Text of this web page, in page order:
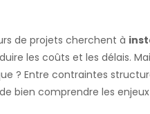
de projets cherchent à
les coûts et les délais.
? Entre contraintes
bien comprendre les